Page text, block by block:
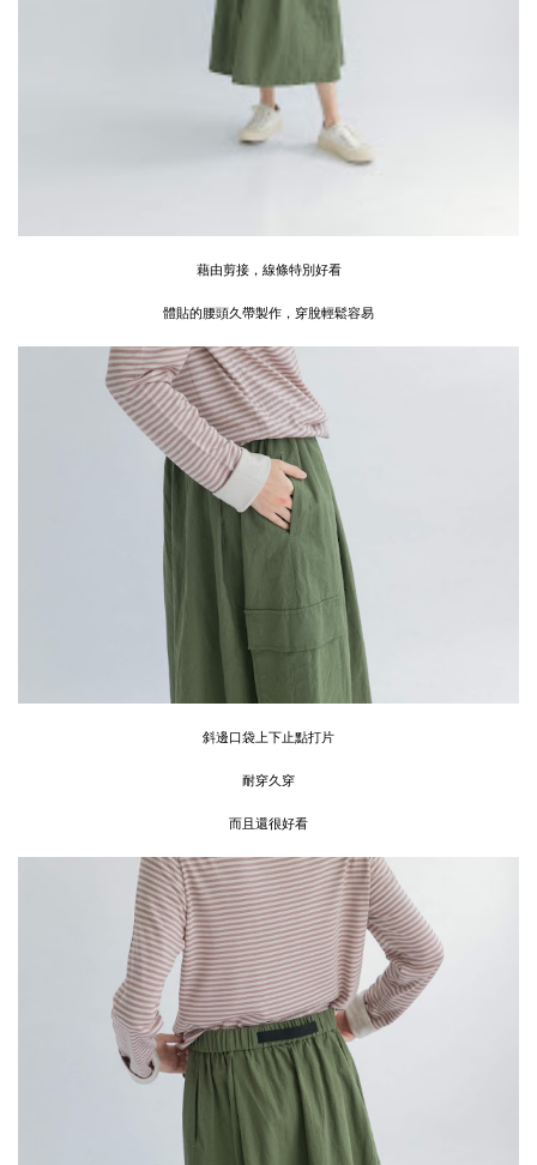
藉由剪接，線條特別好看
體貼的腰頭久帶製作，穿脫輕鬆容易
斜邊口袋上下止點打片
耐穿久穿
而且還很好看